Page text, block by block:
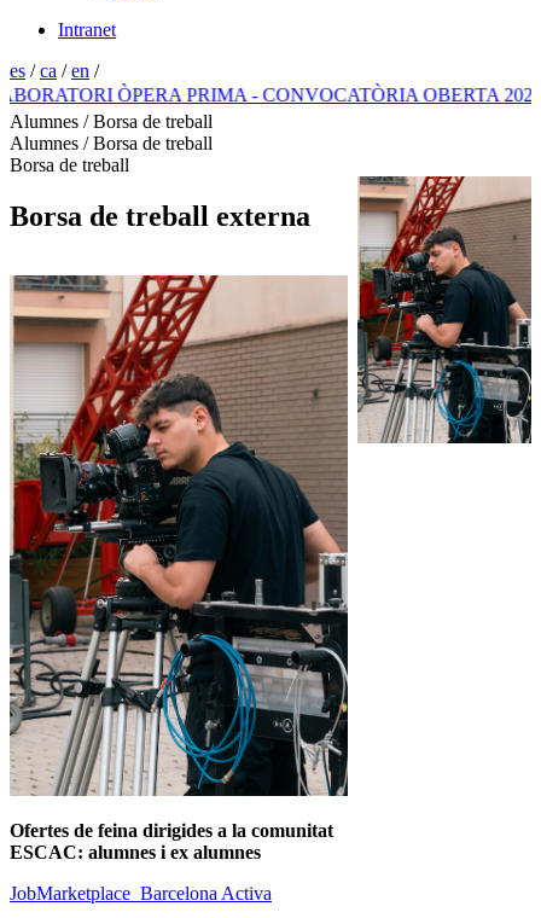
Intranet
es /ca /en /
ÒPERA PRIMA - CONVOCATÒRIA OBERTA 2026
Alumnes / Borsa de treball
Alumnes / Borsa de treball
Borsa de treball
Borsa de treball externa
Ofertes de feina dirigides a la comunitat
ESCAC: alumnes i ex alumnes
JobMarketplace_Barcelona Activa